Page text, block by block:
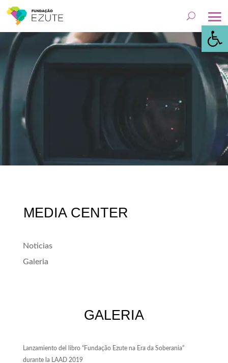
MEDIA CENTER
Noticias
Galeria
GALERIA
Lanzamiento del libro “Fundação Ezute naEra da Soberania”
durante la LAAD2019